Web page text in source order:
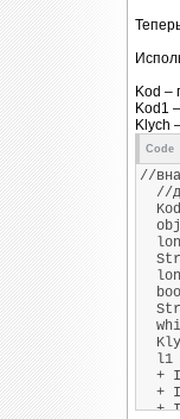
Kod –
Kod1
Klych
Code
//
//
obj
l1
+
+
+